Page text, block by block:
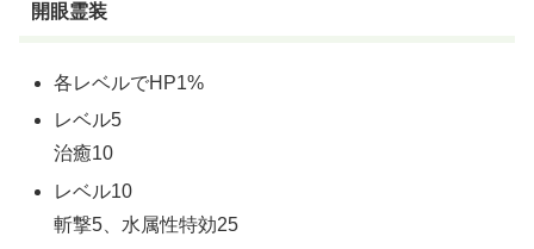
開眼霊装
各レベルでHP1%
レベル5
治癒10
レベル10
斬撃5、水属性特効25